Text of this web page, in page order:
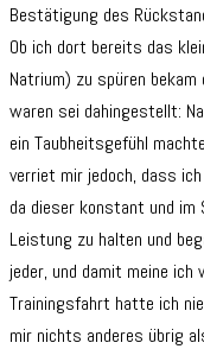
Bestätigung des
Ob ich dort bereits das
Natrium) zu spüren
waren sei dahingestellt:
ein Taubheitsgefühl
verriet mir jedoch, dass
da dieser konstant und im
Leistung zu halten und
jeder, und damit meine ich
Trainingsfahrt hatte ich
mir nichts anderes übrig